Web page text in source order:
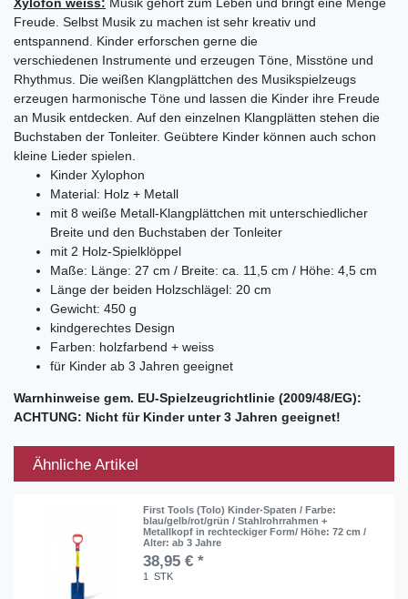
Freude. Selbst Musik zu machen ist sehr kreativ und
entspannend. Kinder erforschen gerne die
verschiedenen Instrumente und erzeugen Töne, Misstöne und
Rhythmus. Die weißen Klangplättchen des Musikspielzeugs
erzeugen harmonische Töne und lassen die Kinder ihre Freude
an Musik entdecken. Auf den einzelnen Klangplätten stehen die
Buchstaben der Tonleiter. Geübtere Kinder können auch schon
kleine Lieder spielen.
Kinder Xylophon
Material: Holz + Metall
mit 8 weiße Metall-Klangplättchen mit unterschiedlicher
Breite und den Buchstaben der Tonleiter
mit 2 Holz-Spielklöppel
Maße: Länge: 27 cm / Breite: ca. 11,5 cm / Höhe: 4,5 cm
Länge der beiden Holzschlägel: 20 cm
Gewicht: 450 g
kindgerechtes Design
Farben: holzfarbend + weiss
für Kinder ab 3 Jahren geeignet
Warnhinweise gem. EU-Spielzeugrichtlinie (2009/48/EG):
ACHTUNG: Nicht für Kinder unter 3 Jahren geeignet!
Ähnliche Artikel
First Tools (Tolo) Kinder-Spaten / Farbe:
blau/gelb/rot/grün / Stahlrohrrahmen +
Metallkopf in rechteckiger Form/ Höhe: 72 cm /
Alter: ab 3 Jahre
38,95 € *
1 STK